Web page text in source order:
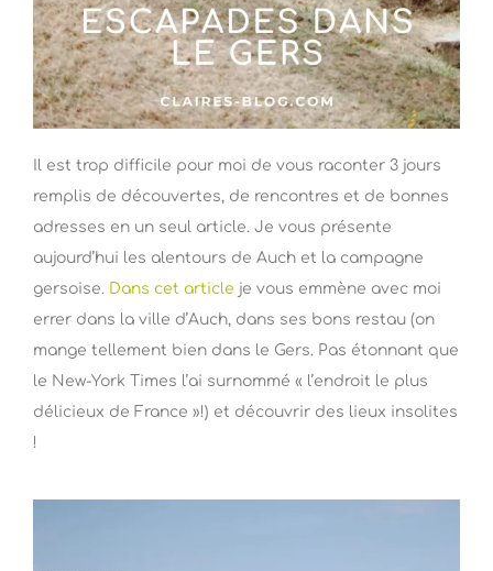
Il est trop difficile pour moi de vous raconter 3 jours
remplis de découvertes, de rencontres et de bonnes
adresses en un seul article. Je vous présente
aujourd’hui les alentours de Auch et la campagne
gersoise. Dans cet article je vous emmène avec moi
errer dans la ville d’Auch, dans ses bons restau (on
mange tellement bien dans le Gers. Pas étonnant que
le New-York Times l’ai surnommé « l’endroit le plus
délicieux de France »!) et découvrir des lieux insolites
!